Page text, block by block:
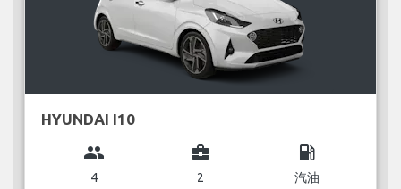
HYUNDAI I10
group
4
business_center
2
local_gas_station
汽油